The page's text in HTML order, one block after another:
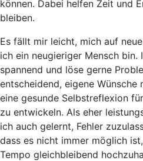
können. Dabei helfen Zeit und
bleiben.
Es fällt mir leicht, mich auf
ich ein neugieriger Mensch bin.
spannend und löse gerne
entscheidend, eigene Wünsche
eine gesunde Selbstreflexion
zu entwickeln. Als eher
ich auch gelernt, Fehler
dass es nicht immer möglich
Tempo gleichbleibend